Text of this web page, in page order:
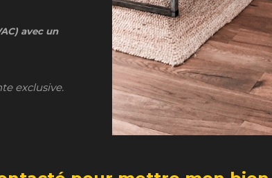
avec un
exclusive.